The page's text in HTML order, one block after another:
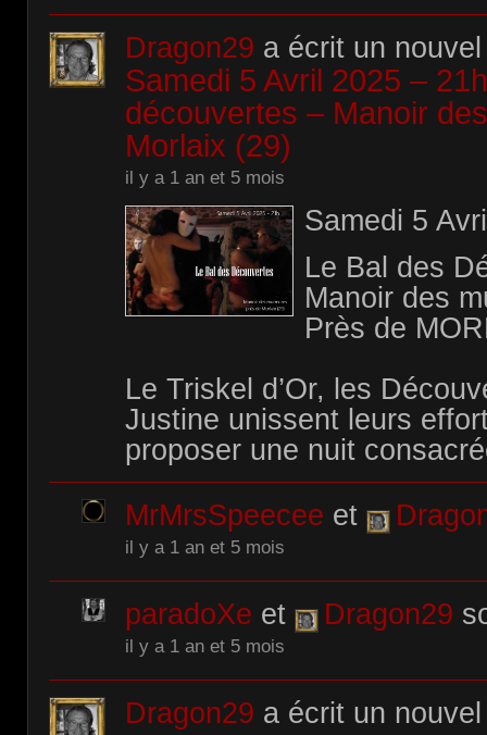
Dragon29 a écrit un
Samedi 5 Avril 2025 –
découvertes – Manoir
Morlaix (29)
il y a 1 an et 5 mois
Samedi 5
Le Bal des
Manoir des
Près de
Le Triskel d’Or, les
Justine unissent leurs
proposer une nuit
MrMrsSpeecee et
il y a 1 an et 5 mois
paradoXe et Dragon29
il y a 1 an et 5 mois
Dragon29 a écrit un